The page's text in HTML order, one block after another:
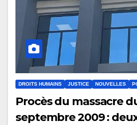
DROITS HUMAINS JUSTICE NOUVELLES
Procès du massacre
septembre 2009 :